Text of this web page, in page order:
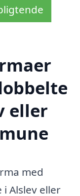
eller
med
Alslev eller